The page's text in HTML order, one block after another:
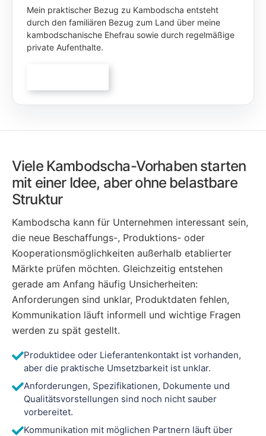
Mein praktischer Bezug zu Kambodscha entsteht
durch den familiären Bezug zum Land über meine
kambodschanische Ehefrau sowie durch regelmäßige
private Aufenthalte.
Viele Kambodscha-Vorhaben starten
mit einer Idee, aber ohne belastbare
Struktur
Kambodscha kann für Unternehmen interessant sein,
die neue Beschaffungs-, Produktions- oder
Kooperationsmöglichkeiten außerhalb etablierter
Märkte prüfen möchten. Gleichzeitig entstehen
gerade am Anfang häufig Unsicherheiten:
Anforderungen sind unklar, Produktdaten fehlen,
Kommunikation läuft informell und wichtige Fragen
werden zu spät gestellt.
Produktidee oder Lieferantenkontakt ist vorhanden,
aber die praktische Umsetzbarkeit ist unklar.
Anforderungen, Spezifikationen, Dokumente und
Qualitätsvorstellungen sind noch nicht sauber
vorbereitet.
Kommunikation mit möglichen Partnern läuft über